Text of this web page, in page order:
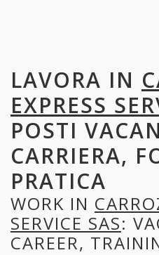
LAVORA IN
EXPRESS
POSTI
CARRIERA,
PRATICA
WORK IN
SERVICE SAS:
CAREER,